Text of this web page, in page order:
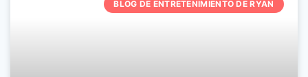
BLOG DE ENTRETENIMIENTO DE RYAN